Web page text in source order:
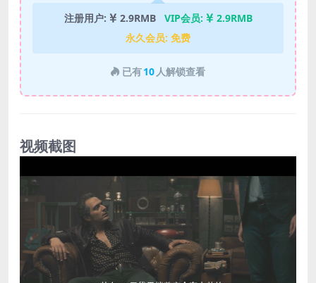
注册用户: 2.9RMB VIP会员:
2.9RMB
永久会员: 免费
已有10 人解锁查看
视频截图